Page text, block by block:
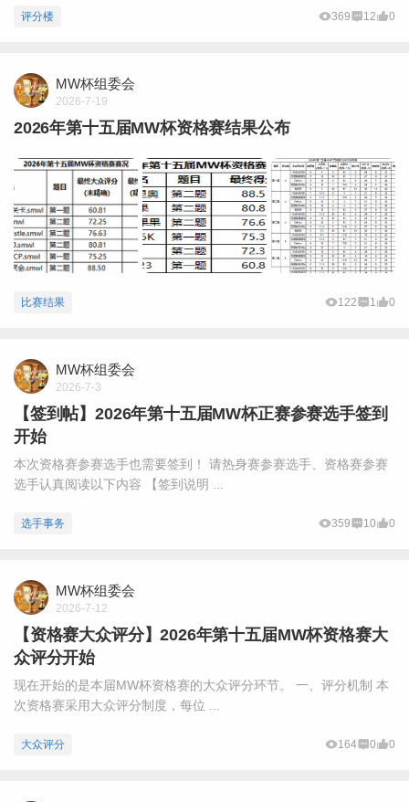
评分楼 369 12 0
MW杯组委会
2026-7-19
2026年第十五届MW杯资格赛结果公布
比赛结果 122 1 0
MW杯组委会
2026-7-3
【签到帖】2026年第十五届MW杯正赛参赛选手签到
开始
本次资格赛参赛选手也需要签到！ 请热身赛参赛选手、资格赛参赛
选手认真阅读以下内容 【签到说明 ...
选手事务 359 10 0
MW杯组委会
2026-7-12
【资格赛大众评分】2026年第十五届MW杯资格赛大
众评分开始
现在开始的是本届MW杯资格赛的大众评分环节。 一、评分机制 本
次资格赛采用大众评分制度，每位 ...
大众评分 164 0 0